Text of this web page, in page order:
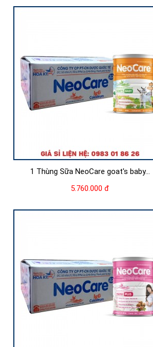
1 Thùng Sữa NeoCare goat's baby...
5.760.000 đ